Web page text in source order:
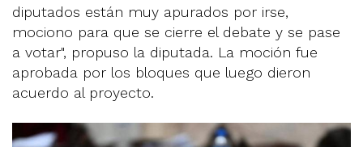
diputados están muy apurados por irse,
mociono para que se cierre el debate y se pase
a votar", propuso la diputada. La moción fue
aprobada por los bloques que luego dieron
acuerdo al proyecto.